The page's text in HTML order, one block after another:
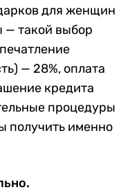
для женщин
— такой выбор
— 28%, оплата
кредита
процедуры
получить именно